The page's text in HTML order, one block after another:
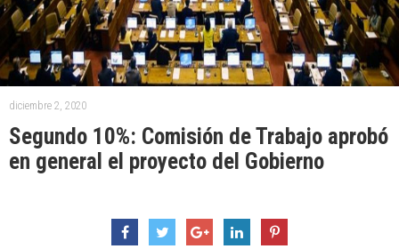
diciembre 2, 2020
Segundo 10%: Comisión de Trabajo aprobó
en general el proyecto del Gobierno